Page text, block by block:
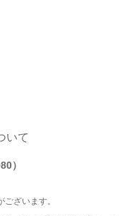
いて
）
ざいます。